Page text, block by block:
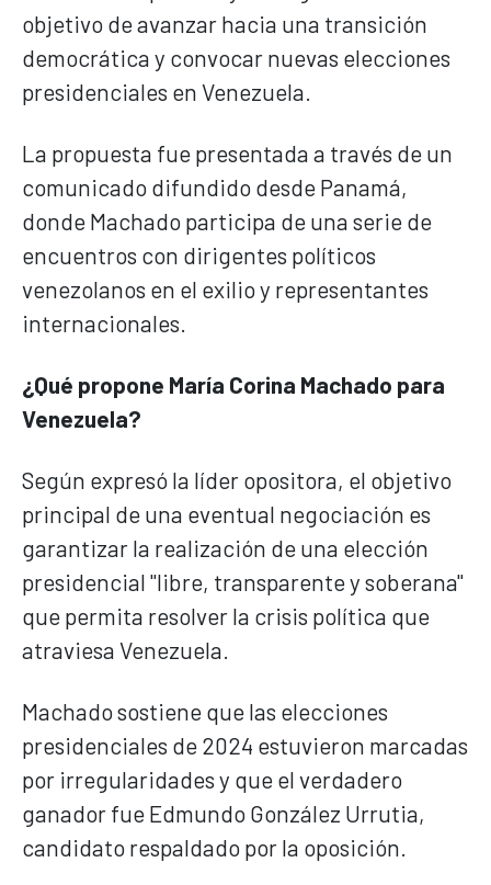
objetivo de avanzar hacia una transición
democrática y convocar nuevas elecciones
presidenciales en Venezuela.
La propuesta fue presentada a través de un
comunicado difundido desde Panamá,
donde Machado participa de una serie de
encuentros con dirigentes políticos
venezolanos en el exilio y representantes
internacionales.
¿Qué propone María Corina Machado para
Venezuela?
Según expresó la líder opositora, el objetivo
principal de una eventual negociación es
garantizar la realización de una elección
presidencial "libre, transparente y soberana"
que permita resolver la crisis política que
atraviesa Venezuela.
Machado sostiene que las elecciones
presidenciales de 2024 estuvieron marcadas
por irregularidades y que el verdadero
ganador fue Edmundo González Urrutia,
candidato respaldado por la oposición.